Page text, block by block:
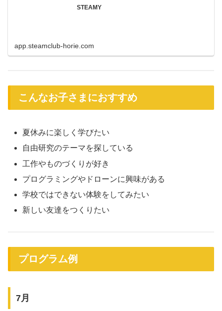
STEAMY
app.steamclub-horie.com
こんなお子さまにおすすめ
夏休みに楽しく学びたい
自由研究のテーマを探している
工作やものづくりが好き
プログラミングやドローンに興味がある
学校ではできない体験をしてみたい
新しい友達をつくりたい
プログラム例
7月